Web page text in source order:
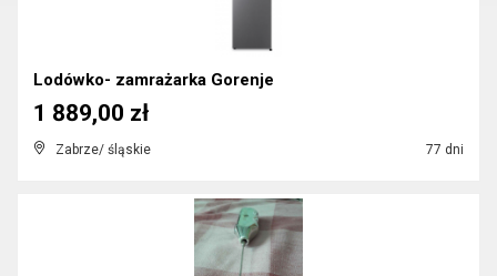
Lodówko- zamrażarka Gorenje
Zabrze/ śląskie 77 dni
1 889,00 zł